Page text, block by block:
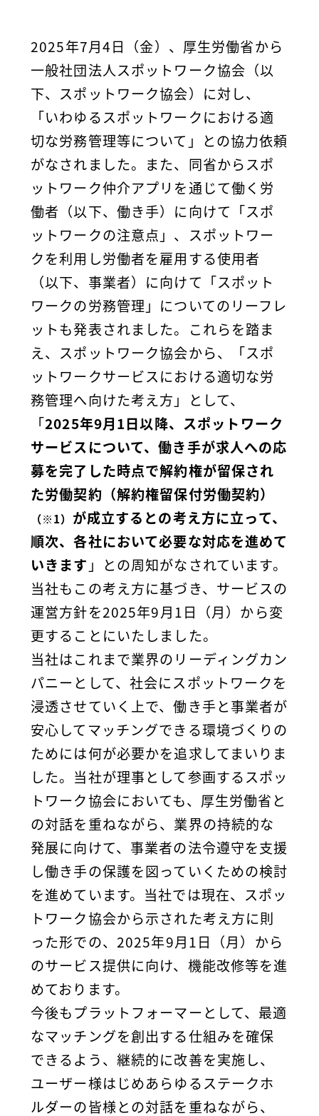
2025年7月4日（金）、厚生労働省から
一般社団法人スポットワーク協会（以
下、スポットワーク協会）に対し、
「いわゆるスポットワークにおける適
切な労務管理等について」との協力依頼
がなされました。また、同省からスポ
ットワーク仲介アプリを通じて働く労
働者（以下、働き手）に向けて「スポ
ットワークの注意点」、スポットワー
クを利用し労働者を雇用する使用者
（以下、事業者）に向けて「スポット
ワークの労務管理」についてのリーフレ
ットも発表されました。これらを踏ま
え、スポットワーク協会から、「スポ
ットワークサービスにおける適切な労
務管理へ向けた考え方」として、
「2025年9月1日以降、スポットワーク
サービスについて、働き手が求人への応
募を完了した時点で解約権が留保され
た労働契約（解約権留保付労働契約）
（※1） が成立するとの考え方に立って、
順次、各社において必要な対応を進めて
いきます 」との周知がなされています。
当社もこの考え方に基づき、サービスの
運営方針を2025年9月1日（月）から変
更することにいたしました。
当社はこれまで業界のリーディングカン
パニーとして、社会にスポットワークを
浸透させていく上で、働き手と事業者が
安心してマッチングできる環境づくりの
ためには何が必要かを追求してまいりま
した。当社が理事として参画するスポッ
トワーク協会においても、厚生労働省と
の対話を重ねながら、業界の持続的な
発展に向けて、事業者の法令遵守を支援
し働き手の保護を図っていくための検討
を進めています。当社では現在、スポッ
トワーク協会から示された考え方に則
った形での、2025年9月1日（月）から
のサービス提供に向け、機能改修等を進
めております。
今後もプラットフォーマーとして、最適
なマッチングを創出する仕組みを確保
できるよう、継続的に改善を実施し、
ユーザー様はじめあらゆるステークホ
ルダーの皆様との対話を重ねながら、